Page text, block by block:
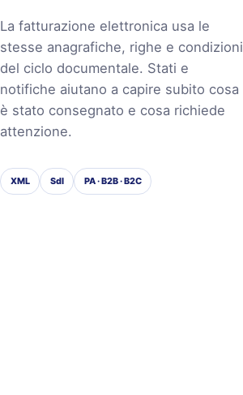
La fatturazione elettronica usa le
stesse anagrafiche, righe e condizioni
del ciclo documentale. Stati e
notifiche aiutano a capire subito cosa
è stato consegnato e cosa richiede
attenzione.
XML SdI PA · B2B · B2C